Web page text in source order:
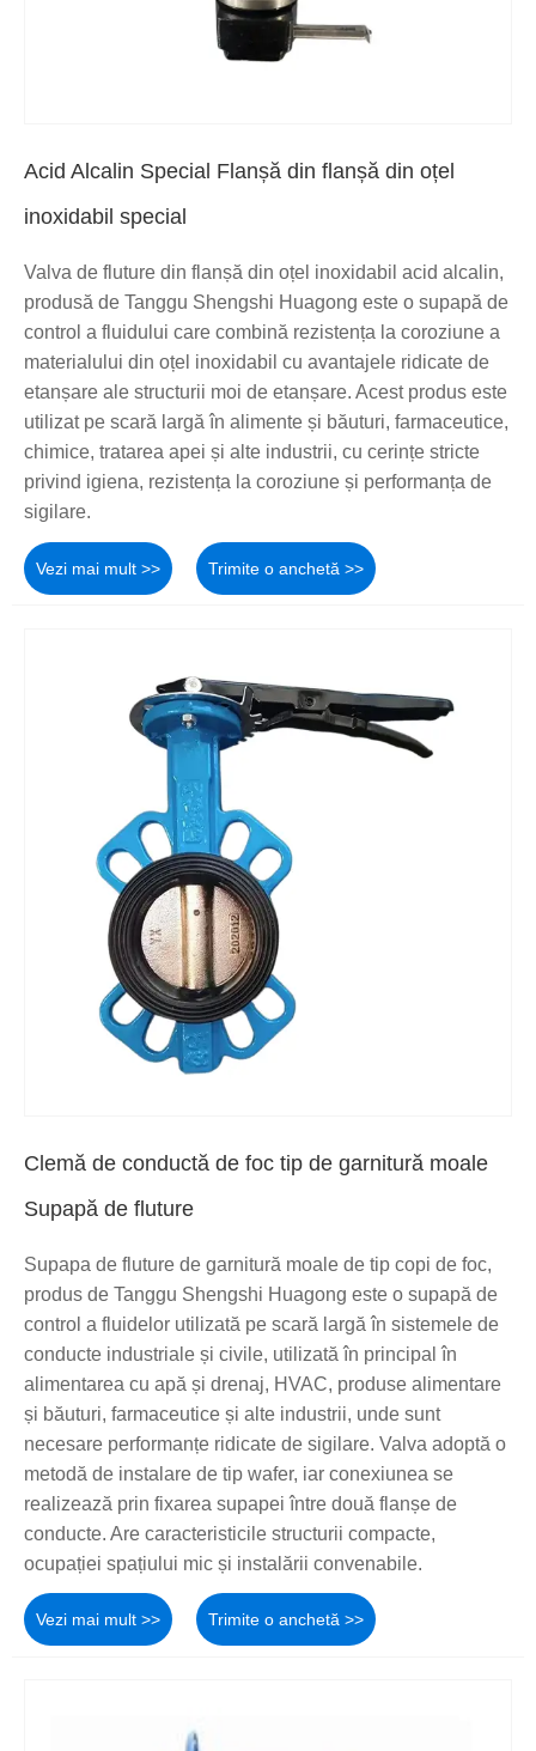
Acid Alcalin Special Flanșă din flanșă din oțel
inoxidabil special
Valva de fluture din flanșă din oțel inoxidabil acid alcalin,
produsă de Tanggu Shengshi Huagong este o supapă de
control a fluidului care combină rezistența la coroziune a
materialului din oțel inoxidabil cu avantajele ridicate de
etanșare ale structurii moi de etanșare. Acest produs este
utilizat pe scară largă în alimente și băuturi, farmaceutice,
chimice, tratarea apei și alte industrii, cu cerințe stricte
privind igiena, rezistența la coroziune și performanța de
sigilare.
Vezi mai mult >> Trimite o anchetă >>
Clemă de conductă de foc tip de garnitură moale
Supapă de fluture
Supapa de fluture de garnitură moale de tip copi de foc,
produs de Tanggu Shengshi Huagong este o supapă de
control a fluidelor utilizată pe scară largă în sistemele de
conducte industriale și civile, utilizată în principal în
alimentarea cu apă și drenaj, HVAC, produse alimentare
și băuturi, farmaceutice și alte industrii, unde sunt
necesare performanțe ridicate de sigilare. Valva adoptă o
metodă de instalare de tip wafer, iar conexiunea se
realizează prin fixarea supapei între două flanșe de
conducte. Are caracteristicile structurii compacte,
ocupației spațiului mic și instalării convenabile.
Vezi mai mult >> Trimite o anchetă >>